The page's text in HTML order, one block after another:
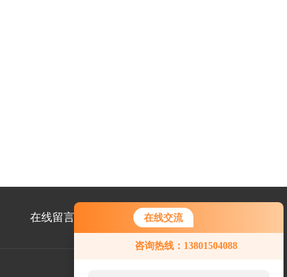
在线交流
咨询热线：13801504088
在线留言 联系我们